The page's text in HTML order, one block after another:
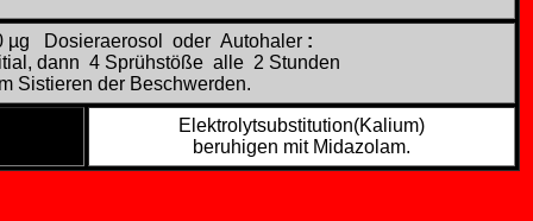
µg Dosieraerosol oder Autohaler :
dann 4 Sprühstöße alle 2 Stunden
Sistieren der Beschwerden.
Elektrolytsubstitution(Kalium)
beruhigen mit Midazolam.